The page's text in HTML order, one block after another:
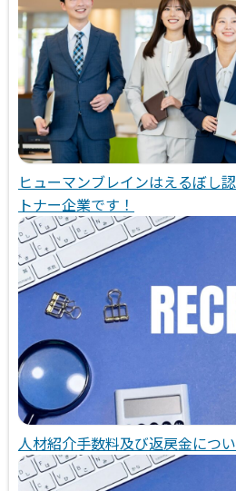
ヒューマンブレインはえるぼし
トナー企業です！
人材紹介手数料及び返戻金につ